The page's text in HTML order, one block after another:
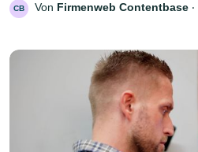
CB Von Firmenweb Contentbase ‧